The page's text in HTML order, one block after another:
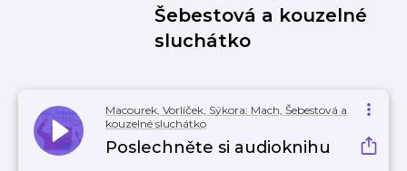
Šebestová a kouzelné
sluchátko
Macourek, Vorlíček, Sýkora: Mach, Šebestová a
kouzelné sluchátko
Poslechněte si audioknihu